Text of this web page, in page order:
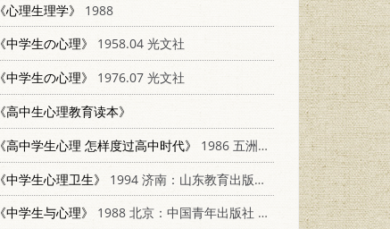
《心理生理学》
1988
《中学生の心理》
1958.04 光文社
《中学生の心理》
1976.07 光文社
《高中生心理教育读本》
《高中学生心理 怎样度过高中时代》
1986 五洲出版社
《中学生心理卫生》
1994 济南：山东教育出版社 753281985X
《中学生与心理》
1988 北京：中国青年出版社 7500603452